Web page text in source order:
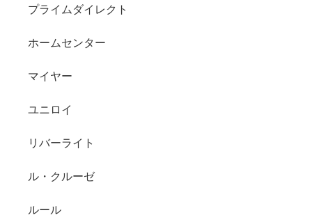
プライムダイレクト
ホームセンター
マイヤー
ユニロイ
リバーライト
ル・クルーゼ
ルール